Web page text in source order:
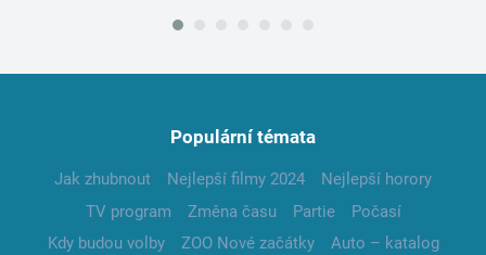
Populární témata
Jak zhubnout Nejlepší filmy 2024
Nejlepší horory
TV program
Změna času Partie
Počasí
Kdy budou volby
ZOO Nové začátky
Auto – katalog